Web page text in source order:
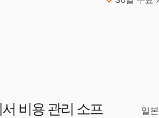
비용 관리 소프
일